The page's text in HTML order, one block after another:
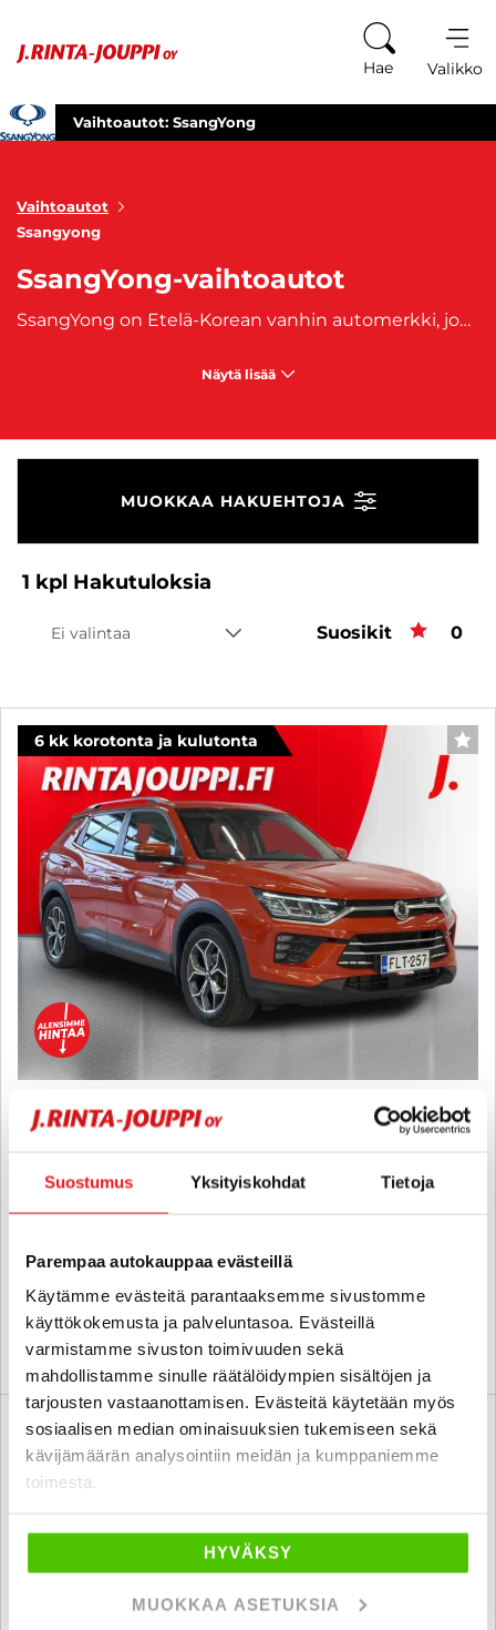
Suostumus Yksityiskohdat Tietoja
Parempaa autokauppaa evästeillä
Käytämme evästeitä parantaaksemme sivustomme
käyttökokemusta ja palveluntasoa. Evästeillä
varmistamme sivuston toimivuuden sekä
mahdollistamme sinulle räätälöidympien sisältöjen ja
tarjousten vastaanottamisen. Evästeitä käytetään myös
sosiaalisen median ominaisuuksien tukemiseen sekä
kävijämäärän analysointiin meidän ja kumppaniemme
toimesta.
HYVÄKSY
MUOKKAA ASETUKSIA
Hae Valikko
Vaihtoautot: SsangYong
Vaihtoautot
Ssangyong
SsangYong-vaihtoautot
SsangYong on Etelä-Korean vanhin automerkki, jonka erikoisuutena toimii nelivetoiset citymaasturit ja maastoautot. Vahvat ja luotettavat Ssangyong-autot on tehty vaativaa käyttöä varten. Valikoimasta löytyy niin lava-autot, voimakkaat maastoautot, kuin laadukkaat citymaasturit. Voimakas ja tehokas Ssangyong tunnetaan lisäksi laadukkaasta varustetasosta ja hyvästä ajettavuudesta. Suosittuja Ssanyong-malleja ovat
Näytä lisää
MUOKKAA HAKUEHTOJA
1 kpl Hakutuloksia
Ei valintaa Suosikit 0
6 kk korotonta ja kulutonta
Ssangyong Korando
G1,5T 4WD 6MT QUARTZ - 6 kk korotonta ja kulutonta maksuaikaa!
Polttoainekäyttöinen lisälämmitin - J. autoturva
2020 , Manuaali, Bensiini, 75 000 km
17 900 €
16 800 €
alk. 193 € / kk
KATSO TIEDOT WHATSAPP